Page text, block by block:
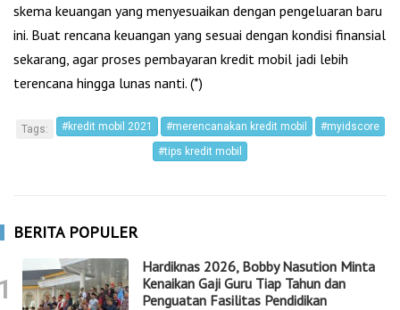
skema keuangan yang menyesuaikan dengan pengeluaran baru
ini. Buat rencana keuangan yang sesuai dengan kondisi finansial
sekarang, agar proses pembayaran kredit mobil jadi lebih
terencana hingga lunas nanti. (*)
Tags: #kredit mobil 2021 #merencanakan kredit mobil
#myidscore
#tips kredit mobil
BERITA POPULER
Hardiknas 2026, Bobby Nasution Minta
Kenaikan Gaji Guru Tiap Tahun dan
Penguatan Fasilitas Pendidikan